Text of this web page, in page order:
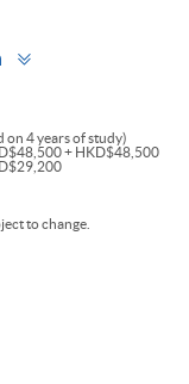
on 4 years of study)
+ HKD$48,500
to change.